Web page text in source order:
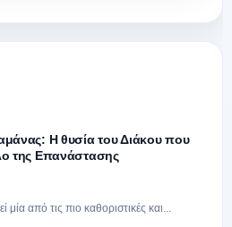
Η θυσία του Διάκου που
της Επανάστασης
από τις πιο καθοριστικές και...